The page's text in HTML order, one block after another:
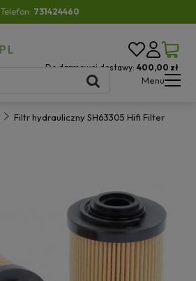
Telefon: 731424460
Do darmowej dostawy: 400,00 zł
Menu
Filtr hydrauliczny SH63305 Hifi Filter